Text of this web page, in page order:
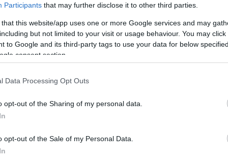
Participants that may further disclose it to other third parties.
that this website/app uses one or more Google services and may
but not limited to your visit or usage behaviour. You may
to Google and its third-party tags to use your data for below
consent section.
Data Processing Opt Outs
opt-out of the Sharing of my personal data.
opt-out of the Sale of my Personal Data.
late Supreme Leader Ali Khamenei and his
who were killed in a U.S-Israeli attack, have
Jamkaran Mosque in the city of Qom for the
stage of the funeral rites.…
N3uDkU2wka
βρέθηκε στο επίκεντρο μαζικών
της πρωτεύουσας για να
τη διέλευση της πομπής.